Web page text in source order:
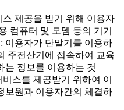
제공을 받기 위해 이용자
컴퓨터 및 모뎀 등의 기기
이용자가 단말기를 이용하
주전산기에 접속하여 교육
는 정보를 이용하는 것
스를 제공받기 위하여 이
보원과 이용자간의 체결하